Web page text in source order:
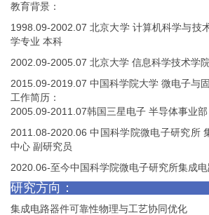
教育背景：
1998.09-2002.07北京大学 计算机科学与技
学专业 本科
2002.09-2005.07 北京大学 信息科学技术学
2015.09-2019.07 中国科学院大学 微电子与
工作简历：
2005.09-2011.07韩国三星电子 半导体事业
2011.08-2020.06中国科学院微电子研究所
中心 副研究员
2020.06-至今中国科学院微电子研究所集成
研究方向：
集成电路器件可靠性物理与工艺协同优化